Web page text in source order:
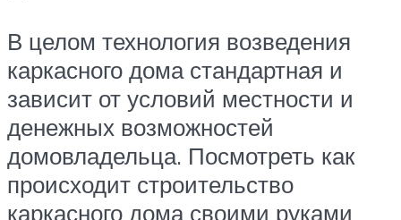
В целом технология возведения
каркасного дома стандартная и
зависит от условий местности и
денежных возможностей
домовладельца. Посмотреть как
происходит строительство
каркасного дома своими руками